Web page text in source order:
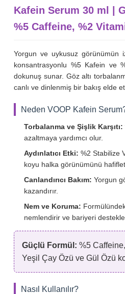
Kafein Serum 30 ml |
%5 Caffeine, %2
Yorgun ve uykusuz
konsantrasyonlu %5 Kafein ve
dokunuş sunar. Göz altı
canlı ve dinlenmiş bir bakış elde
Neden VOOP Kafein
Torbalanma ve Şişlik Karşıtı:
azaltmaya yardımcı olur.
Aydınlatıcı Etki: %2 Stabilize
koyu halka görünümünü
Canlandırıcı Bakım: Yorgun
kazandırır.
Nem ve Koruma:
nemlendirir ve bariyeri
Güçlü Formül: %5
Yeşil Çay Özü ve Gül Özü
Nasıl Kullanılır?